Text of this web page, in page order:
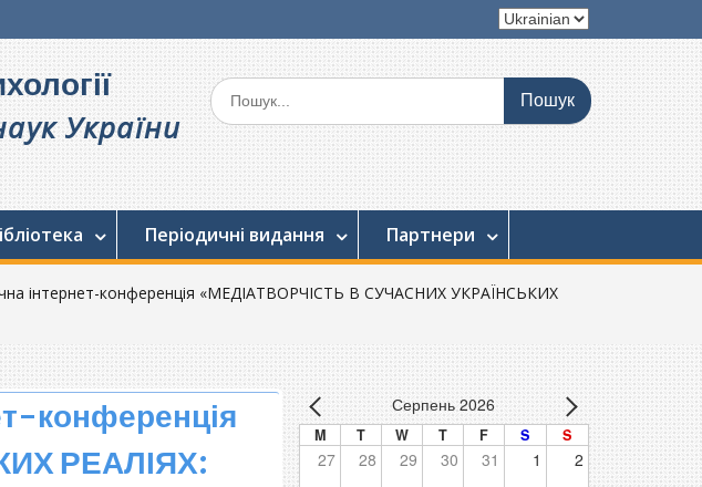
Вибрати
мову
України
Шукати:
Періодичні видання Партнери
інтернет-конференція «МЕДІАТВОРЧІСТЬ В СУЧАСНИХ УКРАЇНСЬКИХ
конференція
РЕАЛІЯХ:
Серпень 2026
M T W T F S S
27 28 29 30 31 1 2